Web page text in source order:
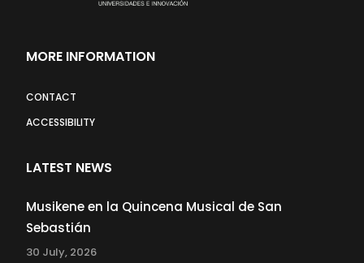
MORE INFORMATION
CONTACT
ACCESSIBILITY
LATEST NEWS
Musikene en la Quincena Musical de San
Sebastián
30 July, 2026